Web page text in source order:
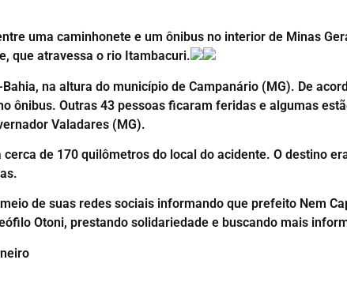
uma caminhonete e um ônibus no interior de Minas
que atravessa o rio Itambacuri.
na altura do município de Campanário (MG). De
ônibus. Outras 43 pessoas ficaram feridas e algumas
Valadares (MG).
de 170 quilômetros do local do acidente. O destino
de suas redes sociais informando que prefeito Nem
Otoni, prestando solidariedade e buscando mais